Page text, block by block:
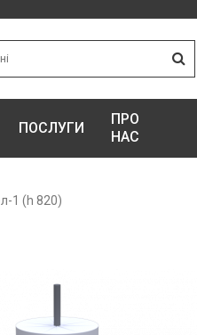
ПОСЛУГИ
ПРО
НАС
1 (h 820)